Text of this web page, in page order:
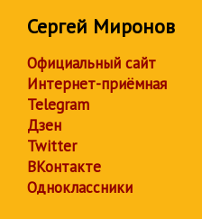
Сергей Миронов
Официальный сайт
Интернет-приёмная
Telegram
Дзен
Twitter
ВКонтакте
Одноклассники